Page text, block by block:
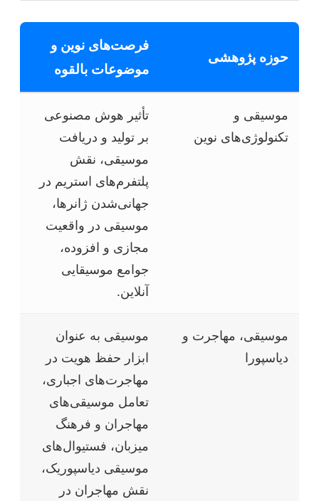
حوزه پژوهشی
فرصت‌های نوین و
موضوعات بالقوه
موسیقی و
تکنولوژی‌های نوین
تأثیر هوش مصنوعی
بر تولید و دریافت
موسیقی، نقش
پلتفرم‌های استریم در
جهانی‌شدن ژانرها،
موسیقی در واقعیت
مجازی و افزوده،
جوامع موسیقایی
آنلاین.
موسیقی، مهاجرت و
دیاسپورا
موسیقی به عنوان
ابزار حفظ هویت در
مهاجرت‌های اجباری،
تعامل موسیقی‌های
مهاجران و فرهنگ
میزبان، فستیوال‌های
موسیقی دیاسپوریک،
نقش مهاجران در